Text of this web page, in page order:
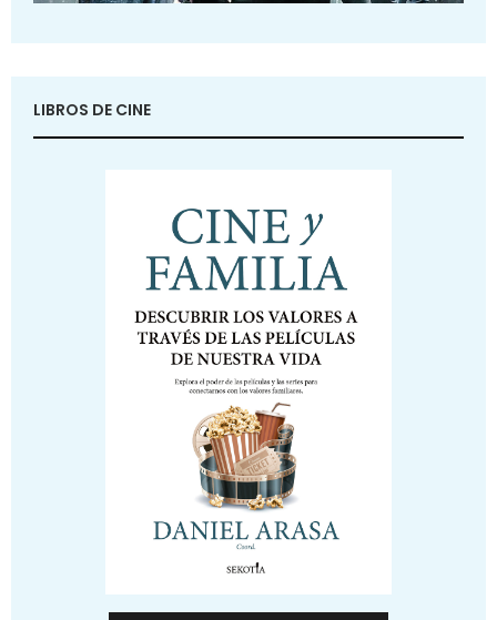
LIBROS DE CINE